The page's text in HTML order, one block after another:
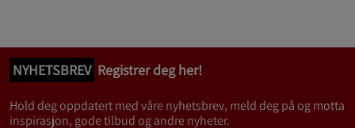
NYHETSBREV Registrer deg her!
Hold deg oppdatert med våre nyhetsbrev, meld deg på og motta
inspirasjon, gode tilbud og andre nyheter.